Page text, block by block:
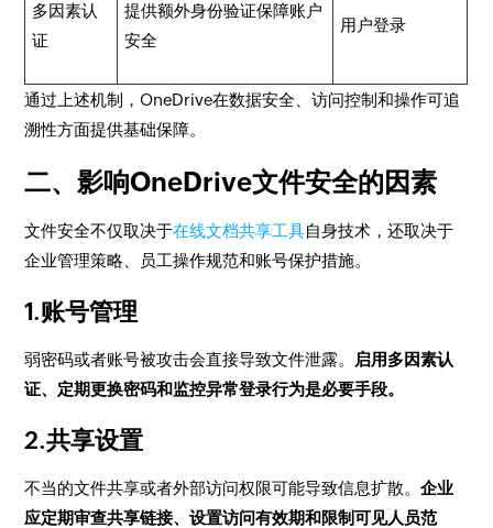
多因素认
证
提供额外身份验证保障账户
安全
用户登录
通过上述机制，OneDrive在数据安全、访问控制和操作可追
溯性方面提供基础保障。
二、影响OneDrive文件安全的因素
文件安全不仅取决于在线文档共享工具自身技术，还取决于
企业管理策略、员工操作规范和账号保护措施。
1.账号管理
弱密码或者账号被攻击会直接导致文件泄露。 启用多因素认
证、定期更换密码和监控异常登录行为是必要手段。
2.共享设置
不当的文件共享或者外部访问权限可能导致信息扩散。企业
应定期审查共享链接、设置访问有效期和限制可见人员范